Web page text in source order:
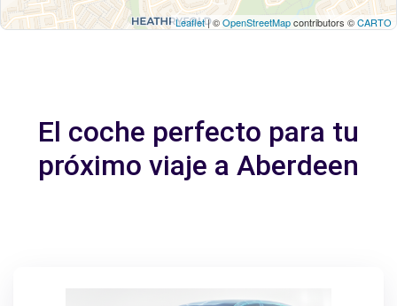
Leaflet| ©OpenStreetMapcontributors ©CARTO
El coche perfecto para tu
próximo viaje a Aberdeen